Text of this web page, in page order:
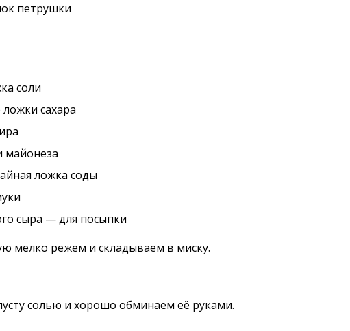
петрушки
соли
сахара
майонеза
ложка соды
сыра — для посыпки
мелко режем и складываем в миску.
солью и хорошо обминаем её руками.